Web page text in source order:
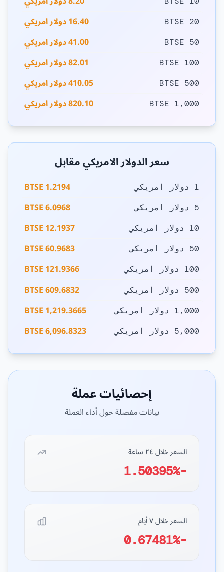
20 BTSE 16.40 دولار امريكي
50 BTSE 41.00 دولار امريكي
100 BTSE 82.01 دولار امريكي
500 BTSE 410.05 دولار امريكي
1,000 BTSE 820.10 دولار امريكي
سعر الدولار الامريكي مقابل
1 دولار امريكي 1.2194 BTSE
5 دولار امريكي 6.0968 BTSE
10 دولار امريكي 12.1937 BTSE
50 دولار امريكي 60.9683 BTSE
100 دولار امريكي 121.9366 BTSE
500 دولار امريكي 609.6832 BTSE
1,000 دولار امريكي 1,219.3665 BTSE
5,000 دولار امريكي 6,096.8323 BTSE
إحصائيات عملة
بيانات مفصلة حول أداء العملة
السعر خلال ٢٤ ساعة
-1.50395%
السعر خلال ٧ أيام
-0.67481%